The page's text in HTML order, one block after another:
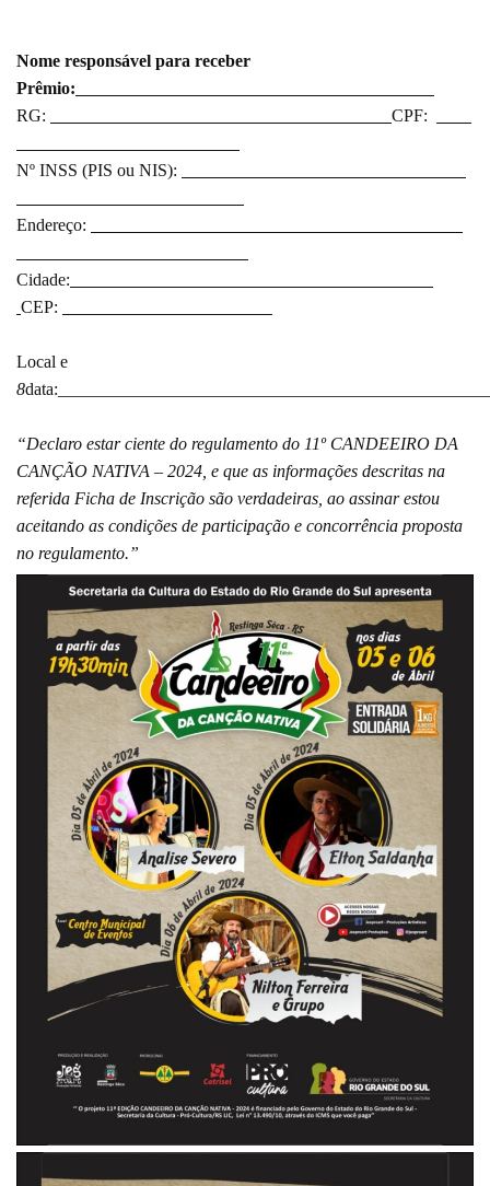
Nome responsável para receber
Prêmio:
RG:
CPF:
Nº INSS (PIS ou NIS):
Endereço:
Cidade:
CEP:
Local e
8
“Declaro estar ciente do regulamento do 11º CANDEEIRO DA
CANÇÃO NATIVA – 2024, e que as informações descritas na
referida Ficha de Inscrição são verdadeiras, ao assinar estou
aceitando as condições de participação e concorrência proposta
no regulamento.”